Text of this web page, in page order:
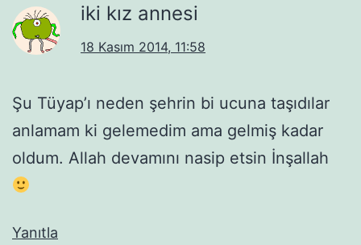
iki kız annesi
18 Kasım 2014, 11:58
Şu Tüyap’ı neden şehrin bi ucuna taşıdılar
anlamam ki gelemedim ama gelmiş kadar
oldum. Allah devamını nasip etsin İnşallah
Yanıtla